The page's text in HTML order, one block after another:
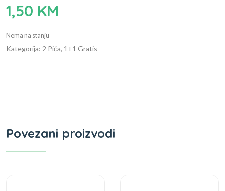
1,50 KM
Nema na stanju
Kategorija: 2 Pića, 1+1 Gratis
Povezani proizvodi